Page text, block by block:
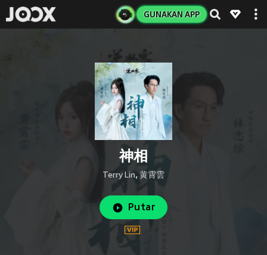
GUNAKAN APP
神相
Terry Lin, 黄霄雲
Putar